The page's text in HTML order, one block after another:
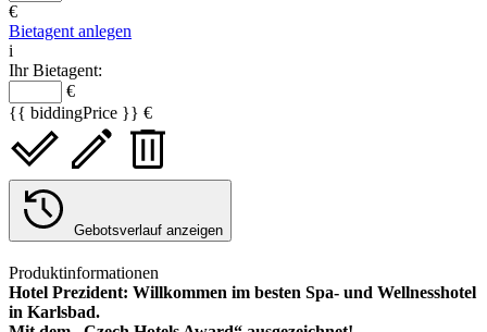
€
Bietagent anlegen
i
Ihr Bietagent:
€
{{ biddingPrice }} €
Gebotsverlauf anzeigen
Produktinformationen
Hotel Prezident: Willkommen im besten Spa- und Wellnesshotel
in Karlsbad.